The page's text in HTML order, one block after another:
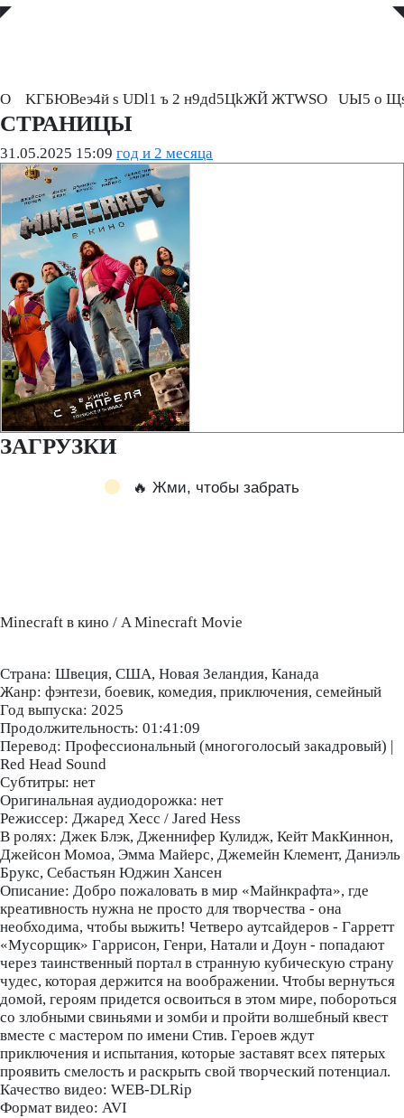
О    KГБЮВeэ4й s UDl1 ъ 2 н9дd5ЦkЖЙ ЖTWSO   UЫ5 о
◤ ◥
СТРАНИЦЫ
31.05.2025 15:09 год и 2 месяца
ЗАГРУЗКИ
🔥 Жми, чтобы забрать
Minecraft в кино / A Minecraft Movie
Страна: Швеция, США, Новая Зеландия, Канада
Жанр: фэнтези, боевик, комедия, приключения, семейный
Год выпуска: 2025
Продолжительность: 01:41:09
Перевод: Профессиональный (многоголосый закадровый) |
Red Head Sound
Субтитры: нет
Оригинальная аудиодорожка: нет
Режиссер: Джаред Хесс / Jared Hess
В ролях: Джек Блэк, Дженнифер Кулидж, Кейт МакКиннон,
Джейсон Момоа, Эмма Майерс, Джемейн Клемент, Даниэль
Брукс, Себастьян Юджин Хансен
Описание: Добро пожаловать в мир «Майнкрафта», где
креативность нужна не просто для творчества - она
необходима, чтобы выжить! Четверо аутсайдеров - Гарретт
«Мусорщик» Гаррисон, Генри, Натали и Доун - попадают
через таинственный портал в странную кубическую страну
чудес, которая держится на воображении. Чтобы вернуться
домой, героям придется освоиться в этом мире, побороться
со злобными свиньями и зомби и пройти волшебный квест
вместе с мастером по имени Стив. Героев ждут
приключения и испытания, которые заставят всех пятерых
проявить смелость и раскрыть свой творческий потенциал.
Качество видео: WEB-DLRip
Формат видео: AVI